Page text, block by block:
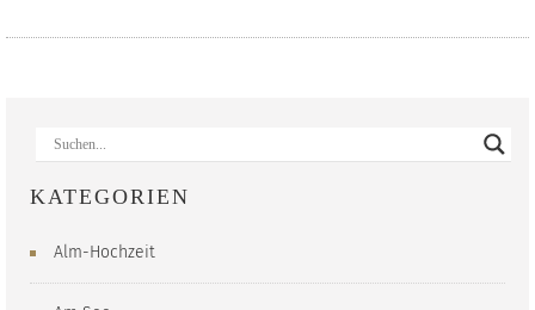
KATEGORIEN
Alm-Hochzeit